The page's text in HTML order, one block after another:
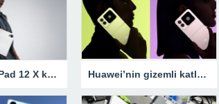
Huawei MatePad 12 X küresel pazarlarda tanıtıldı! İşte özellikleri Huawei’nin gizemli katlanabilir telefonu ortaya çıktı!